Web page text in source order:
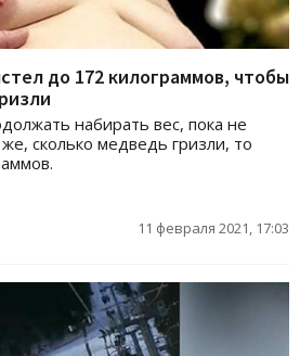
до 172 килограммов, чтобы
набирать вес, пока не
сколько медведь гризли, то
11 февраля 2021, 17:03